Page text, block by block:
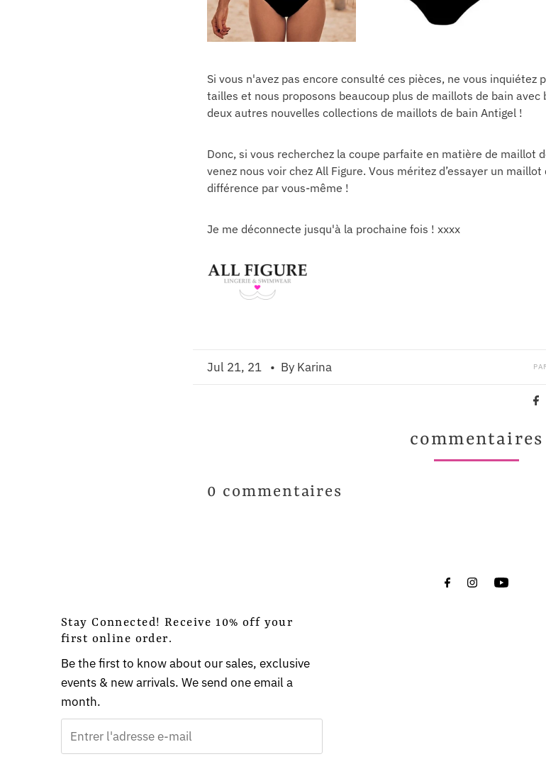
Si vous n'avez pas encore consulté ces pièces, ne vous inquiétez
tailles et nous proposons beaucoup plus de maillots de bain avec
deux autres nouvelles collections de maillots de bain Antigel !
Donc, si vous recherchez la coupe parfaite en matière de maillot
venez nous voir chez All Figure. Vous méritez d’essayer un
différence par vous-même !
Je me déconnecte jusqu'à la prochaine fois ! xxxx
Jul 21, 21 • By Karina
commentaires
0 commentaires
Stay Connected! Receive 10% off your
first online order.
Be the first to know about our sales, exclusive
events & new arrivals. We send one email a
month.